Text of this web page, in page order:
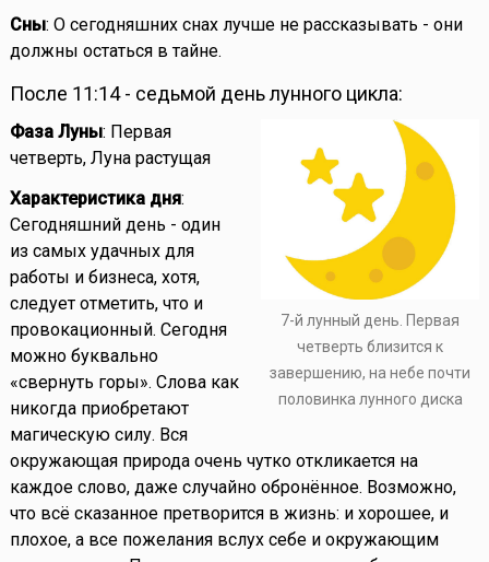
Сны: О сегодняшних снах лучше не рассказывать - они
должны остаться в тайне.
После 11:14 - седьмой день лунного цикла:
7-й лунный день. Первая
четверть близится к
завершению, на небе почти
половинка лунного диска
Фаза Луны: Первая
четверть, Луна растущая
Характеристика дня:
Сегодняшний день - один
из самых удачных для
работы и бизнеса, хотя,
следует отметить, что и
провокационный. Сегодня
можно буквально
«свернуть горы». Слова как
никогда приобретают
магическую силу. Вся
окружающая природа очень чутко откликается на
каждое слово, даже случайно обронённое. Возможно,
что всё сказанное претворится в жизнь: и хорошее, и
плохое, а все пожелания вслух себе и окружающим